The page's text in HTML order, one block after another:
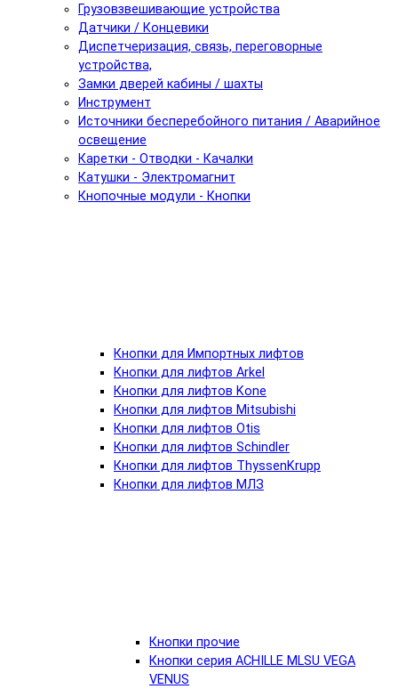
Грузовзвешивающие устройства
Датчики / Концевики
Диспетчеризация, связь, переговорные
устройства,
Замки дверей кабины / шахты
Инструмент
Источники бесперебойного питания / Аварийное
освещение
Каретки - Отводки - Качалки
Катушки - Электромагнит
Кнопочные модули - Кнопки
Кнопки для Импортных лифтов
Кнопки для лифтов Arkel
Кнопки для лифтов Kone
Кнопки для лифтов Mitsubishi
Кнопки для лифтов Otis
Кнопки для лифтов Schindler
Кнопки для лифтов ThyssenKrupp
Кнопки для лифтов МЛЗ
Кнопки прочие
Кнопки серия ACHILLE MLSU VEGA
VENUS